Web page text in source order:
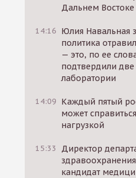
Дальнем Востоке
14:16 Юлия Навальная
политика
— это, по ее
подтвердили две
лаборатории
14:09 Каждый пятый
может
нагрузкой
15:33
Директор
кандидат